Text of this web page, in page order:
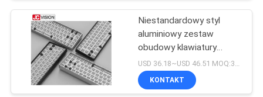
SITEMAP
POLITYKA
PRYWATNOŚCI
Interaktywny płaski
wyświetlacz
Niestandardowy styl
aluminiowy zestaw
obudowy klawiatury
mechanicznej 68
klawiszy z
podświetleniem LED
KONTAKT